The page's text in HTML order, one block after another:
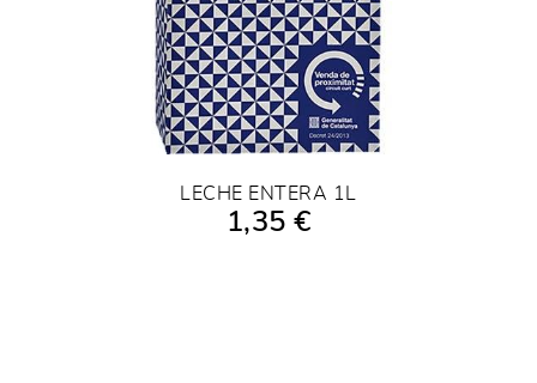
AÑADIR A LA COMPRA
LECHE ENTERA 1L
1,35 €